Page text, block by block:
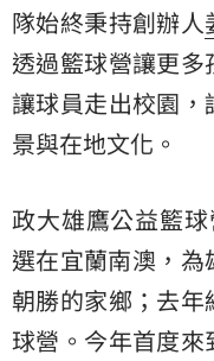
隊始終秉持創辦人
透過籃球營讓更多
讓球員走出校園
景與在地文化。
政大雄鷹公益籃
選在宜蘭南澳，為
朝勝的家鄉；去
球營。今年首度來